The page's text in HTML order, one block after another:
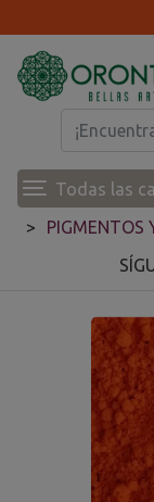
Todas las
PIGMENTOS